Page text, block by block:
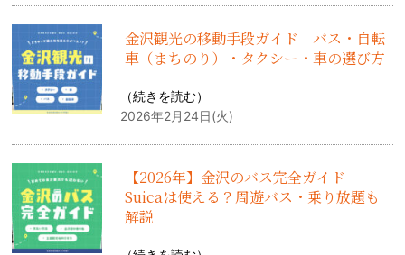
金沢観光の移動手段ガイド｜バス・自転
車（まちのり）・タクシー・車の選び方
（続きを読む）
2026年2月24日(火)
【2026年】金沢のバス完全ガイド｜
Suicaは使える？周遊バス・乗り放題も
解説